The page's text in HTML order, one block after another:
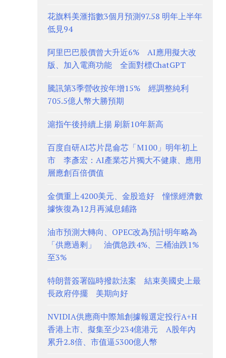
花旗料美滙指數3個月預測97.58 明年上半年
低見94
阿里巴巴股價曾大升近6% AI應用擬大改
版、加入電商功能 全面對標ChatGPT
騰訊第3季營收按年增15% 經調整純利
705.5億人幣大勝預期
滬指午後持續上揚 刷新10年新高
百度自研AI芯片昆侖芯「M100」明年初上
市 李彥宏：AI產業芯片獨大不健康、應用
層應創百倍價值
金價重上4200美元、金股造好 憧憬經濟數
據恢復為12月再減息鋪路
油市預測大轉向、OPEC改為預計明年略為
「供應過剩」 油價急跌4%、三桶油跌1%
至3%
特朗普簽署臨時撥款法案 結束美國史上最
長政府停擺 美期向好
NVIDIA供應商中際旭創據報選定投行A+H
香港上市、擬集至少234億港元 A股年內
累升2.8倍、市值逼5300億人幣